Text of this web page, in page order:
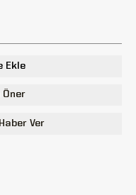
Ekle
Öner
Ver